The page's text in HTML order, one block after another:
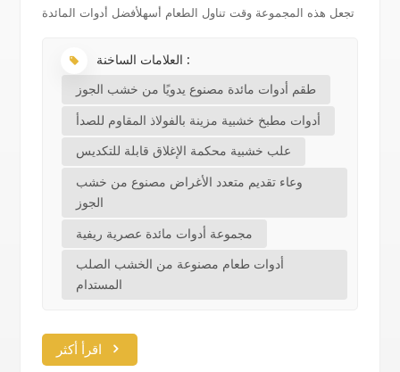
تجعل هذه المجموعة وقت تناول الطعام أسهلأفضل أدوات المائدة
العلامات الساخنة :
طقم أدوات مائدة مصنوع يدويًا من خشب الجوز
أدوات مطبخ خشبية مزينة بالفولاذ المقاوم للصدأ
علب خشبية محكمة الإغلاق قابلة للتكديس
وعاء تقديم متعدد الأغراض مصنوع من خشب
الجوز
مجموعة أدوات مائدة عصرية ريفية
أدوات طعام مصنوعة من الخشب الصلب
المستدام
اقرأ أكثر